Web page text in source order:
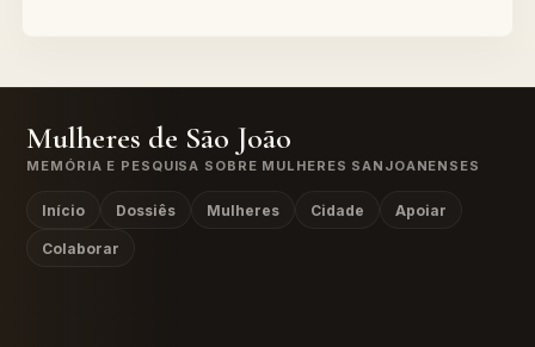
Mulheres de São João
MEMÓRIA E PESQUISA SOBRE MULHERES SANJOANENSES
Início Dossiês Mulheres Cidade Apoiar
Colaborar